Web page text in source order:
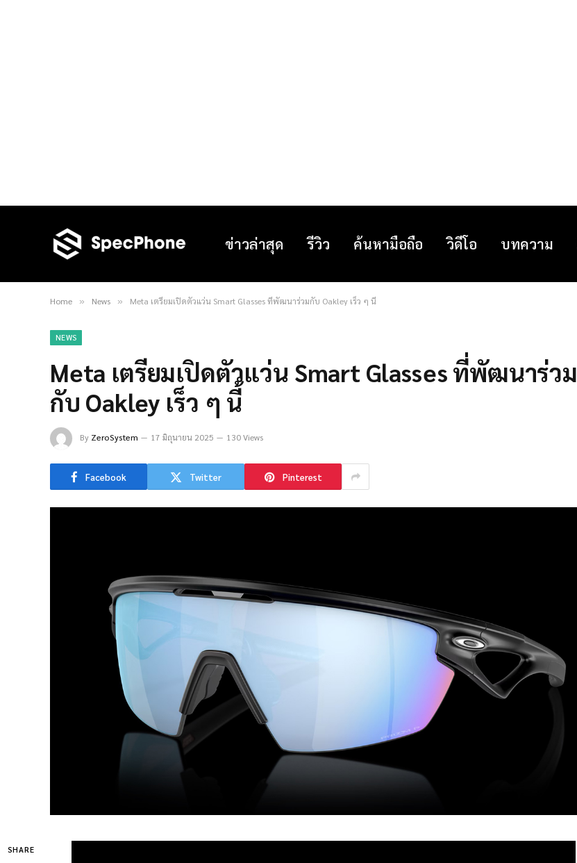
ข่าวล่าสุด รีวิว ค้นหามือถือ วิดีโอ บทความ
Home » News » Meta เตรียมเปิดตัวแว่น Smart Glasses ที่พัฒนาร่วมกับ Oakley เร็ว ๆ นี้
NEWS
Meta เตรียมเปิดตัวแว่น Smart Glasses ที่พัฒนาร่วม
กับ Oakley เร็ว ๆ นี้
By ZeroSystem 17 มิถุนายน 2025 130 Views
Facebook Twitter Pinterest
SHARE